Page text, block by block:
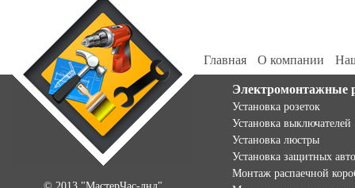
Главная О компании
Электромонтажные
Установка розеток
Установка выключателей
Установка люстры
Установка защитных
Монтаж распаечной